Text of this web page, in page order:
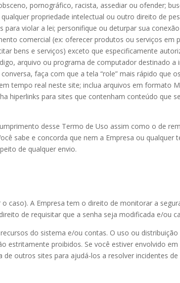
pornográfico, racista, assediar ou ofender;
propriedade intelectual ou outro direito de
violar a lei; personifique ou deturpar sua
comercial (ex: oferecer produtos ou serviços em
bens e serviços) exceto que especificamente
arquivo ou programa de computador destinado
faça com que a tela “role” mais rápido que
tempo real neste site; inclua arquivos em formato
hiperlinks para sites que contenham conteúdo que
desse Termo de Uso assim como o de
sabe e concorda que nem a Empresa ou qualquer
de qualquer envio.
caso). A Empresa tem o direito de monitorar a
de requisitar que a senha seja modificada e/ou
do sistema e/ou contas. O uso ou
estritamente proibidos. Se você estiver envolvido
outros sites para ajudá-los a resolver incidentes de